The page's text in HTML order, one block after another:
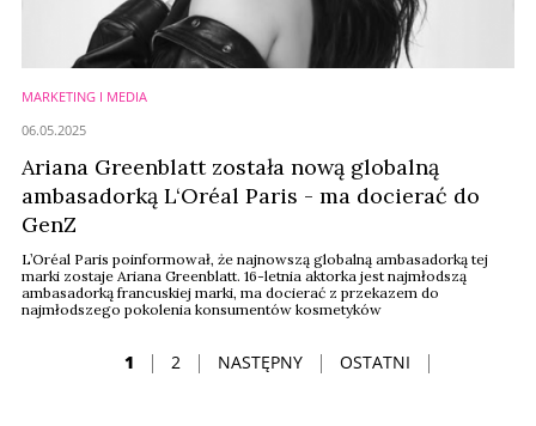
MARKETING I MEDIA
Ariana Greenblatt została nową globalną
ambasadorką L‘Oréal Paris - ma docierać do
GenZ
L’Oréal Paris poinformował, że najnowszą globalną ambasadorką tej
marki zostaje Ariana Greenblatt. 16-letnia aktorka jest najmłodszą
ambasadorką francuskiej marki, ma docierać z przekazem do
najmłodszego pokolenia konsumentów kosmetyków
06.05.2025
1 2 NASTĘPNY OSTATNI